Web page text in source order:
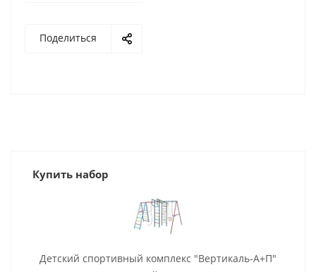
Поделиться
Купить набор
Детский спортивный комплекс "Вертикаль-А+П"